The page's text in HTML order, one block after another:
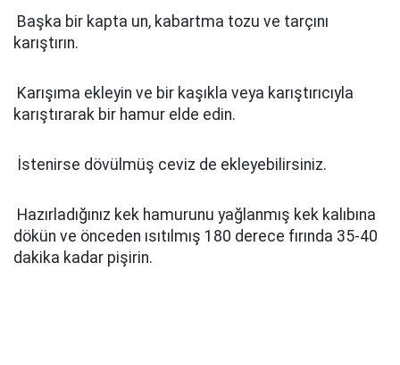
Başka bir kapta un, kabartma tozu ve tarçını
karıştırın.
Karışıma ekleyin ve bir kaşıkla veya karıştırıcıyla
karıştırarak bir hamur elde edin.
İstenirse dövülmüş ceviz de ekleyebilirsiniz.
Hazırladığınız kek hamurunu yağlanmış kek kalıbına
dökün ve önceden ısıtılmış 180 derece fırında 35-40
dakika kadar pişirin.